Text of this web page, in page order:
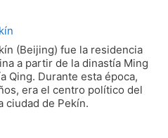
(Beijing) fue la residencia
a partir de la dinastía Ming
Qing. Durante esta época,
era el centro político del
ciudad de Pekín.